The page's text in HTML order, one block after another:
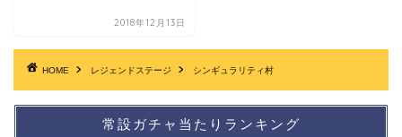
2018年12月13日
HOME レジェンドステージ シンギュラリティ村
常設ガチャ当たりランキング